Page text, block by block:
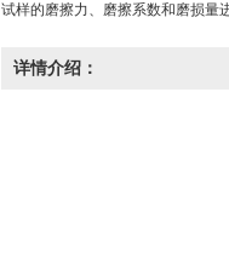
试样的磨擦力、磨擦系数和磨损量
详情介绍：